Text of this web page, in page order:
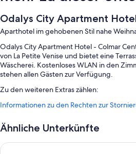
Odalys City Apartment
Aparthotel im gehobenen Stil nahe
Odalys City Apartment Hotel - Colmar
von La Petite Venise und bietet eine
Wäscherei. Kostenloses WLAN in den
stehen allen Gästen zur Verfügung.
Zu den weiteren Extras zählen:
1 Innenpool mit Sonnenliegen
(kostenpflichtig) und kostenlose
Ein Bankettsaal,
Informationen zu den Rechten zur
Ähnliche Unterkünfte
Cit'Hotel Primo Colmar Centre